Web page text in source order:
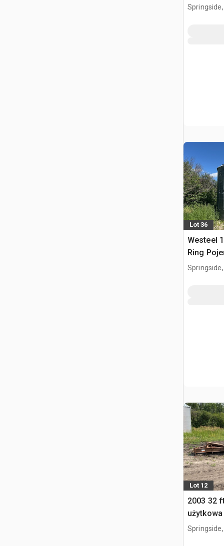
ziarno
Springside,
Lot 36
Westeel
Ring
Springside,
Lot 12
2003 32
użytkowa
Springside,